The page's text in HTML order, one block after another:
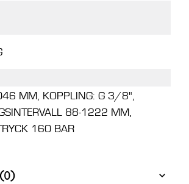
MM, KOPPLING: G 3/8",
88-1222 MM,
160 BAR